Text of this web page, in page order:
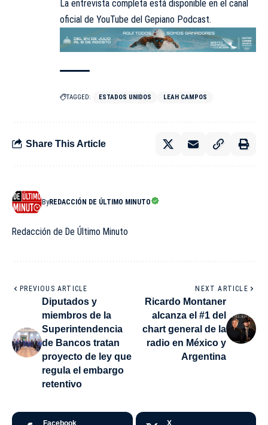
La entrevista completa está disponible en el canal
oficial de YouTube del Gepiano Podcast.
TAGGED: ESTADOS UNIDOS LEAH CAMPOS
Share This Article
ByREDACCIÓN DE ÚLTIMO MINUTO
Redacción de De Último Minuto
PREVIOUS ARTICLE
Diputados y
miembros de la
Superintendencia
de Bancos tratan
proyecto de ley que
regula el embargo
retentivo
NEXT ARTICLE
Ricardo Montaner
alcanza el #1 del
chart general de la
radio en México y
Argentina
Facebook X